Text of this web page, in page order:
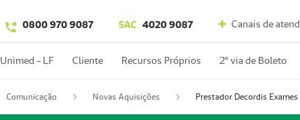
0800 970 9087 SAC 4020 9087 Canais de
Unimed - LF Cliente Recursos Próprios 2º via de Boleto
Comunicação Novas Aquisições